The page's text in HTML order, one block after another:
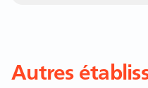
Autres